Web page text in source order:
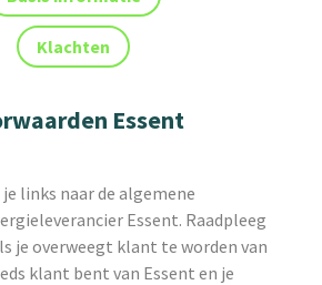
Klachten
Essent
links naar de algemene
Essent. Raadpleeg
je overweegt klant te worden van
klant bent van Essent en je